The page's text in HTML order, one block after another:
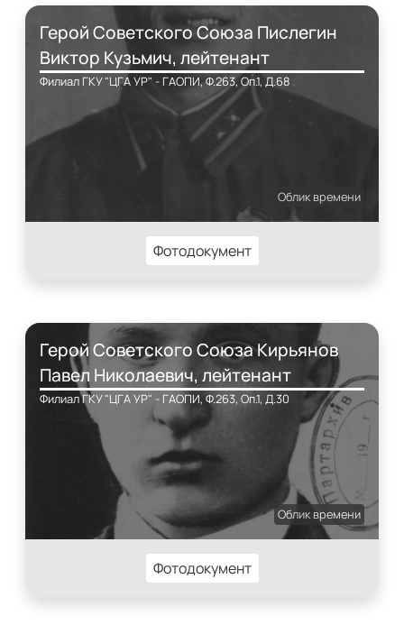
Герой Советского Союза Пислегин
Виктор Кузьмич, лейтенант
Филиал ГКУ "ЦГА УР" - ГАОПИ, Ф.263, Оп.1, Д.68
Облик времени
Фотодокумент
Герой Советского Союза Кирьянов
Павел Николаевич, лейтенант
Филиал ГКУ "ЦГА УР" - ГАОПИ, Ф.263, Оп.1, Д.30
Облик времени
Фотодокумент